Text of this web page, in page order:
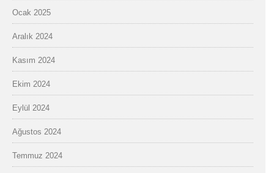
Ocak 2025
Aralık 2024
Kasım 2024
Ekim 2024
Eylül 2024
Ağustos 2024
Temmuz 2024